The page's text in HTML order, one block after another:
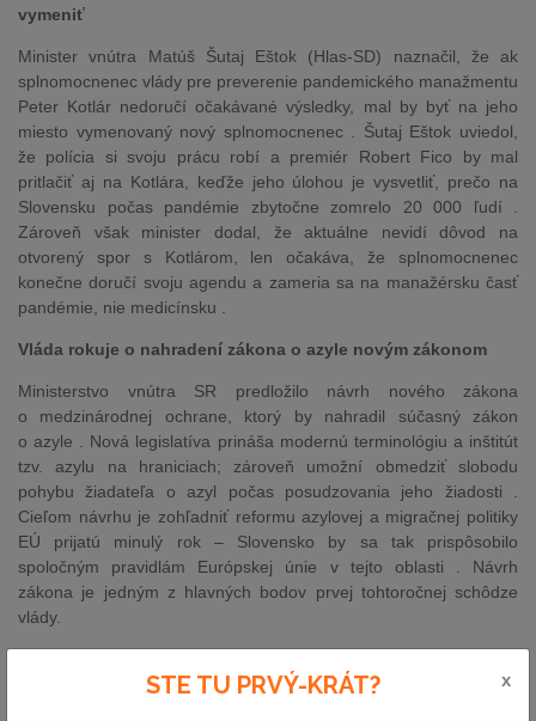
vymeniť
Minister vnútra Matúš Šutaj Eštok (Hlas-SD) naznačil, že ak
splnomocnenec vlády pre preverenie pandemického manažmentu
Peter Kotlár nedoručí očakávané výsledky, mal by byť na jeho
miesto vymenovaný nový splnomocnenec . Šutaj Eštok uviedol,
že polícia si svoju prácu robí a premiér Robert Fico by mal
pritlačiť aj na Kotlára, keďže jeho úlohou je vysvetliť, prečo na
Slovensku počas pandémie zbytočne zomrelo 20 000 ľudí .
Zároveň však minister dodal, že aktuálne nevidí dôvod na
otvorený spor s Kotlárom, len očakáva, že splnomocnenec
konečne doručí svoju agendu a zameria sa na manažérsku časť
pandémie, nie medicínsku .
Vláda rokuje o nahradení zákona o azyle novým zákonom
Ministerstvo vnútra SR predložilo návrh nového zákona
o medzinárodnej ochrane, ktorý by nahradil súčasný zákon
o azyle . Nová legislatíva prináša modernú terminológiu a inštitút
tzv. azylu na hraniciach; zároveň umožní obmedziť slobodu
pohybu žiadateľa o azyl počas posudzovania jeho žiadosti .
Cieľom návrhu je zohľadniť reformu azylovej a migračnej politiky
EÚ prijatú minulý rok – Slovensko by sa tak prispôsobilo
spoločným pravidlám Európskej únie v tejto oblasti . Návrh
zákona je jedným z hlavných bodov prvej tohtoročnej schôdze
vlády.
STE TU PRVÝ-KRÁT? x